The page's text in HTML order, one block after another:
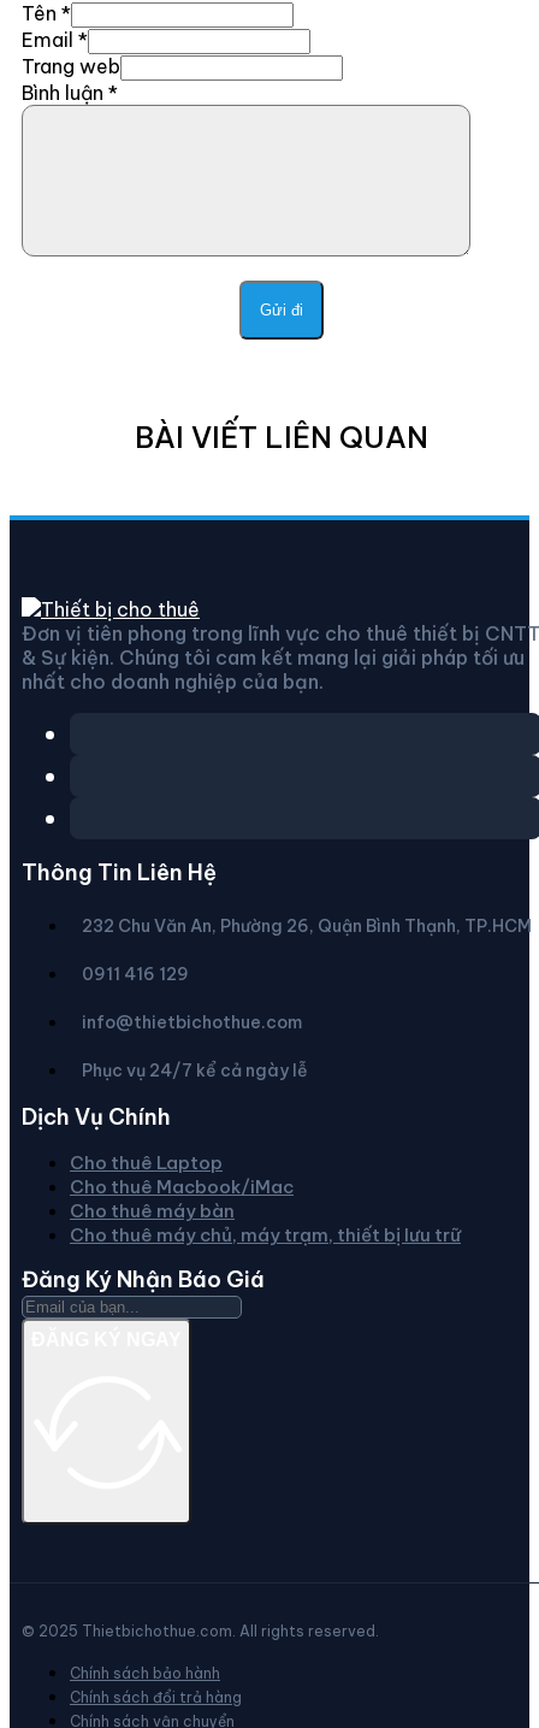
Tên *
Email *
Trang web
Bình luận *
BÀI VIẾT LIÊN QUAN
Đơn vị tiên phong trong lĩnh vực cho thuê thiết bị CNTT
& Sự kiện. Chúng tôi cam kết mang lại giải pháp tối ưu
nhất cho doanh nghiệp của bạn.
Thông Tin Liên Hệ
232 Chu Văn An, Phường 26, Quận Bình Thạnh, TP.HCM
0911 416 129
info@thietbichothue.com
Phục vụ 24/7 kể cả ngày lễ
Dịch Vụ Chính
Cho thuê Laptop
Cho thuê Macbook/iMac
Cho thuê máy bàn
Cho thuê máy chủ, máy trạm, thiết bị lưu trữ
Đăng Ký Nhận Báo Giá
© 2025 Thietbichothue.com. All rights reserved.
Chính sách bảo hành
Chính sách đổi trả hàng
Chính sách vận chuyển